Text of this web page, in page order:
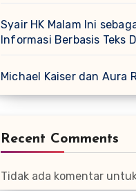
Syair HK Malam Ini
Informasi Berbasis Teks
Michael Kaiser dan Aura
Recent Comments
Tidak ada komentar